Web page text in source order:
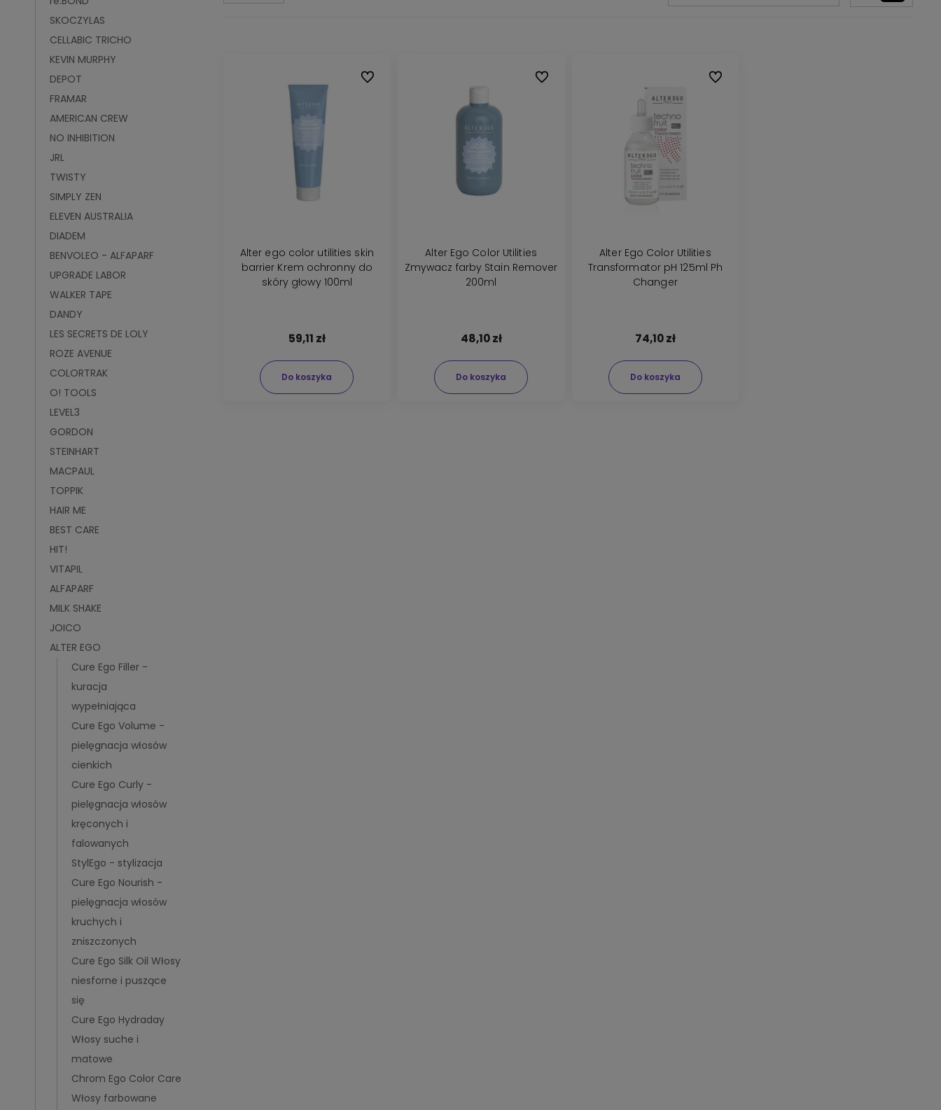
SKOCZYLAS
CELLABIC TRICHO
KEVIN MURPHY
DEPOT
FRAMAR
AMERICAN CREW
NO INHIBITION
JRL
TWISTY
SIMPLY ZEN
ELEVEN AUSTRALIA
DIADEM
BENVOLEO - ALFAPARF
UPGRADE LABOR
WALKER TAPE
DANDY
LES SECRETS DE LOLY
ROZE AVENUE
COLORTRAK
O! TOOLS
LEVEL3
GORDON
STEINHART
MACPAUL
TOPPIK
HAIR ME
BEST CARE
HIT!
VITAPIL
ALFAPARF
MILK SHAKE
JOICO
ALTER EGO
Cure Ego Filler -
kuracja
wypełniająca
Cure Ego Volume -
pielęgnacja włosów
cienkich
Cure Ego Curly -
pielęgnacja włosów
kręconych i
falowanych
StylEgo - stylizacja
Cure Ego Nourish -
pielęgnacja włosów
kruchych i
zniszczonych
Cure Ego Silk Oil Włosy
niesforne i puszące
się
Cure Ego Hydraday
Włosy suche i
matowe
Chrom Ego Color Care
Włosy farbowane
Alter ego color utilities skin
barrier Krem ochronny do
skóry głowy 100ml
59,11 zł
Do koszyka
Do ulubionych
Alter Ego Color Utilities
Zmywacz farby Stain Remover
200ml
48,10 zł
Do koszyka
Do ulubionych
Alter Ego Color Utilities
Transformator pH 125ml Ph
Changer
74,10 zł
Do koszyka
Do ulubionych